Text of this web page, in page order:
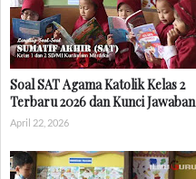
Soal SAT Agama Katolik Kelas 2
Terbaru 2026 dan Kunci Jawaban
April 22, 2026